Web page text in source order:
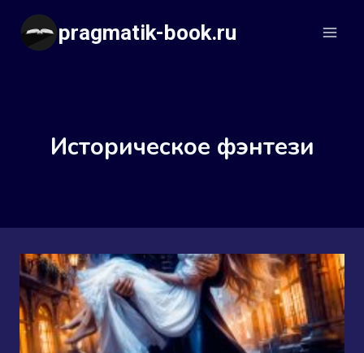
Перейти
содержимому
pragmatik-book.ru
Историческое фэнтези